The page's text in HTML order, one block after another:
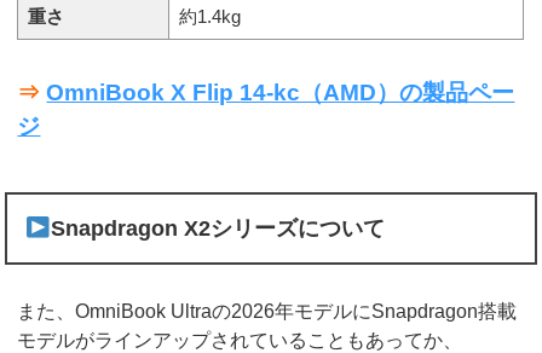
重さ 約1.4kg
⇒OmniBook X Flip 14-kc（AMD）の製品ペー
ジ
Snapdragon X2シリーズについて
また、OmniBook Ultraの2026年モデルにSnapdragon搭載
モデルがラインアップされていることもあってか、